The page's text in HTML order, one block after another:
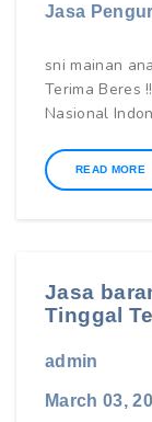
Jasa
sni mainan
Terima Beres
Nasional
READ MORE
Jasa
Tinggal
admin
March 03,